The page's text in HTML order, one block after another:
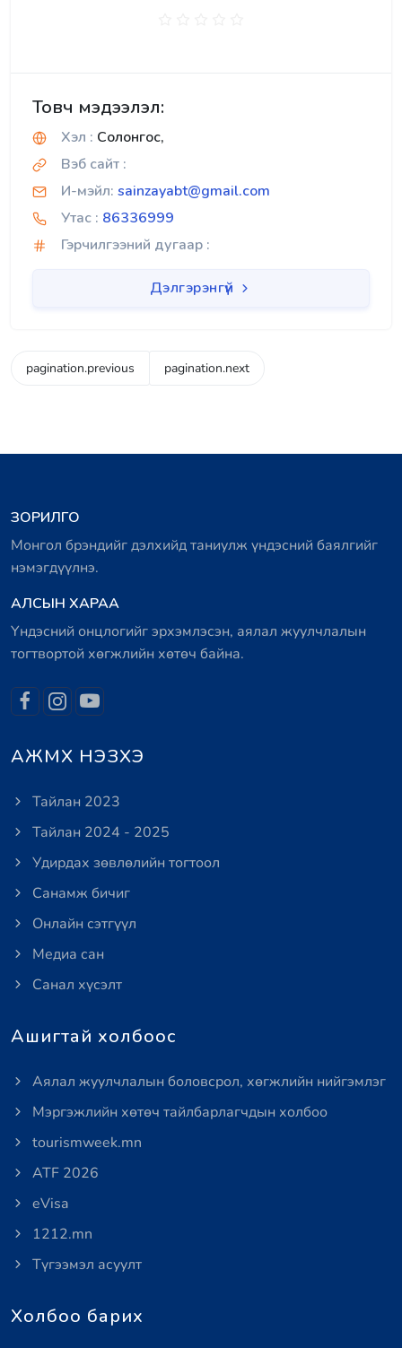
Товч мэдээлэл:
Хэл : Солонгос,
Вэб сайт :
И-мэйл: sainzayabt@gmail.com
Утас : 86336999
Гэрчилгээний дугаар :
Дэлгэрэнгүй
pagination.previous pagination.next
ЗОРИЛГО
Монгол брэндийг дэлхийд таниулж үндэсний баялгийг
нэмэгдүүлнэ.
АЛСЫН ХАРАА
Үндэсний онцлогийг эрхэмлэсэн, аялал жуулчлалын
тогтвортой хөгжлийн хөтөч байна.
АЖМХ НЭЗХЭ
Тайлан 2023
Тайлан 2024 - 2025
Удирдах зөвлөлийн тогтоол
Санамж бичиг
Онлайн сэтгүүл
Медиа сан
Санал хүсэлт
Ашигтай холбоос
Аялал жуулчлалын боловсрол, хөгжлийн нийгэмлэг
Мэргэжлийн хөтөч тайлбарлагчдын холбоо
tourismweek.mn
ATF 2026
eVisa
1212.mn
Түгээмэл асуулт
Холбоо барих